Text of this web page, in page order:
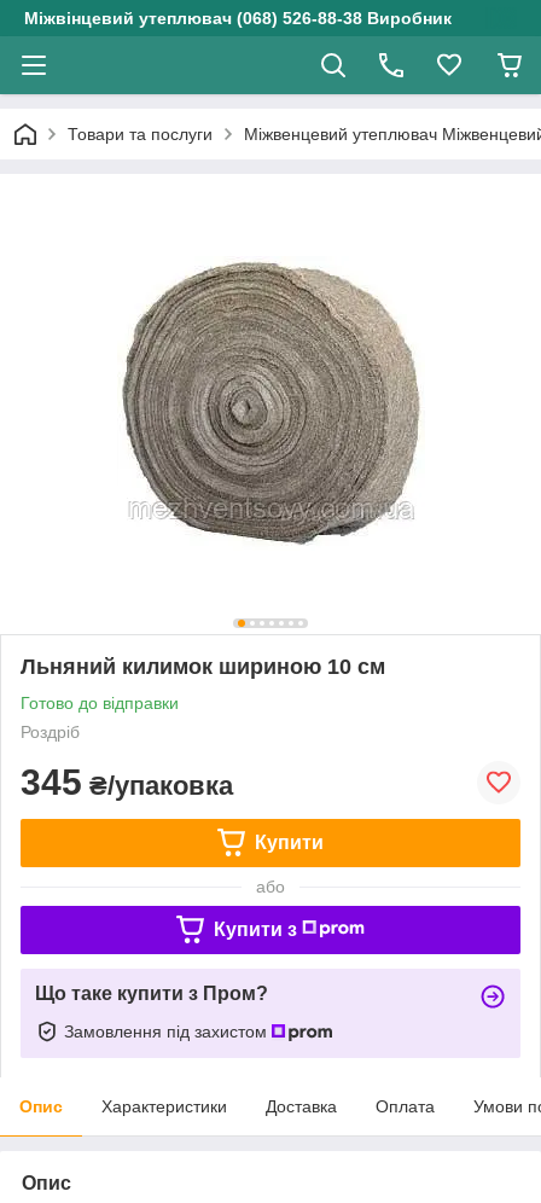
Міжвінцевий утеплювач (068) 526-88-38 Виробник
Товари та послуги Міжвенцевий утеплювач
Льняний килимок шириною 10 см
Готово до відправки
Роздріб
345 ₴/упаковка
Купити
або
Купити з
Що таке купити з Пром?
Замовлення під захистом
Опис Характеристики Доставка Оплата Умови
Опис